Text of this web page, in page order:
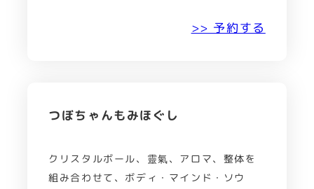
>> 予約する
つぼちゃんもみほぐし
クリスタルボール、靈氣、アロマ、整体を
組み合わせて、ボディ・マインド・ソウ